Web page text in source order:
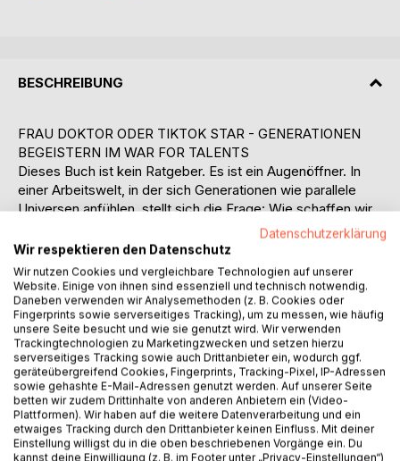
BESCHREIBUNG
FRAU DOKTOR ODER TIKTOK STAR - GENERATIONEN
BEGEISTERN IM WAR FOR TALENTS
Dieses Buch ist kein Ratgeber. Es ist ein Augenöffner. In
einer Arbeitswelt, in der sich Generationen wie parallele
Universen anfühlen, stellt sich die Frage: Wie schaffen wir
ein echtes Miteinander jenseits von Klischees, Buzzwords
und Business-BlaBla? Frau Doktor oder TikTok Star ist ein
leidenschaftliches, humorvolles und tiefgründiges Plädoyer
für eine neue Führungskultur. Es zeigt, wie Stille Generation,
Babyboomer, Gen-Y, Gen-Z und die kommenden
Generationen Alpha & Beta nicht gegeneinander arbeiten,
sondern miteinander wachsen können. Und wie du als
Führungskraft, Personalerin oder Ausbilderin zu genau dem
Menschen wirst, der Brücken baut, anstatt Fronten zu
schaffen. Dr. Rudolf Hausegger nimmt dich mit auf eine
Reise durch Workshops, Büros, Spielplätze und
Zombielandschaften mit viel Humor, emotionaler Intelligenz
und einer klaren Botschaft: Engagement ist kein Zufall. Es
Datenschutzerklärung
Wir respektieren den Datenschutz
Wir nutzen Cookies und vergleichbare Technologien auf unserer
Website. Einige von ihnen sind essenziell und technisch notwendig.
Daneben verwenden wir Analysemethoden (z. B. Cookies oder
Fingerprints sowie serverseitiges Tracking), um zu messen, wie häufig
unsere Seite besucht und wie sie genutzt wird. Wir verwenden
Trackingtechnologien zu Marketingzwecken und setzen hierzu
serverseitiges Tracking sowie auch Drittanbieter ein, wodurch ggf.
geräteübergreifend Cookies, Fingerprints, Tracking-Pixel, IP-Adressen
sowie gehashte E-Mail-Adressen genutzt werden. Auf unserer Seite
betten wir zudem Drittinhalte von anderen Anbietern ein (Video-
Plattformen). Wir haben auf die weitere Datenverarbeitung und ein
etwaiges Tracking durch den Drittanbieter keinen Einfluss. Mit deiner
Einstellung willigst du in die oben beschriebenen Vorgänge ein. Du
kannst deine Einwilligung (z. B. im Footer unter „Privacy-Einstellungen“)